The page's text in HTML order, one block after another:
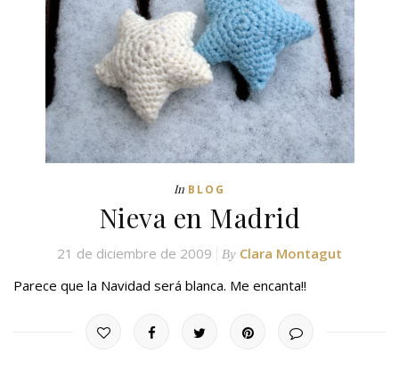
In BLOG
Nieva en Madrid
21 de diciembre de 2009 By Clara Montagut
Parece que la Navidad será blanca. Me encanta!!